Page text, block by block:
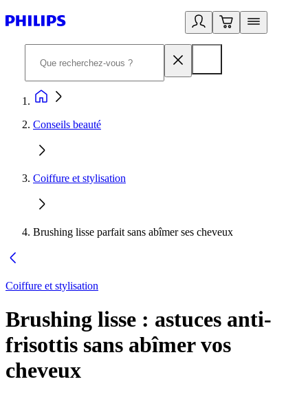
Conseils beauté
Coiffure et stylisation
Brushing lisse parfait sans abîmer ses cheveux
Coiffure et stylisation
Brushing lisse : astuces anti-
frisottis sans abîmer vos
cheveux